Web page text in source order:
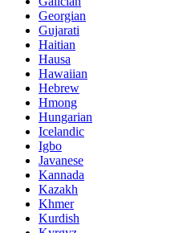
Georgian
Gujarati
Haitian
Hausa
Hawaiian
Hebrew
Hmong
Hungarian
Icelandic
Igbo
Javanese
Kannada
Kazakh
Khmer
Kurdish